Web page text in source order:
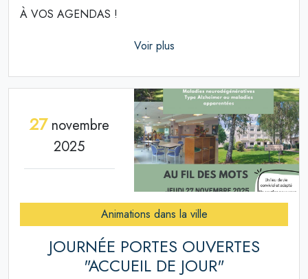
À VOS AGENDAS !
Voir plus
27novembre
2025
Animations dans la ville
JOURNÉE PORTES OUVERTES
"ACCUEIL DE JOUR"